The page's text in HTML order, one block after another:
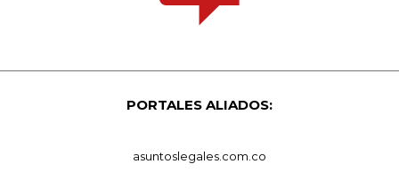
PORTALES ALIADOS:
asuntoslegales.com.co